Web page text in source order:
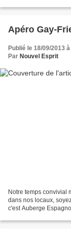
Apéro Gay-
Publié le 18/09/2013
Par Nouvel Esprit
Notre temps convivial
dans nos locaux,
c'est Auberge